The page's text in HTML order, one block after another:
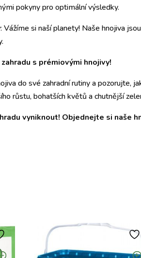
pokyny pro optimální výsledky.
: Vážíme si naší planety! Naše hnojiva
s prémiovými hnojivy!
do své zahradní rutiny a pozorujte,
růstu, bohatších květů a chutnější
vyniknout! Objednejte si naše